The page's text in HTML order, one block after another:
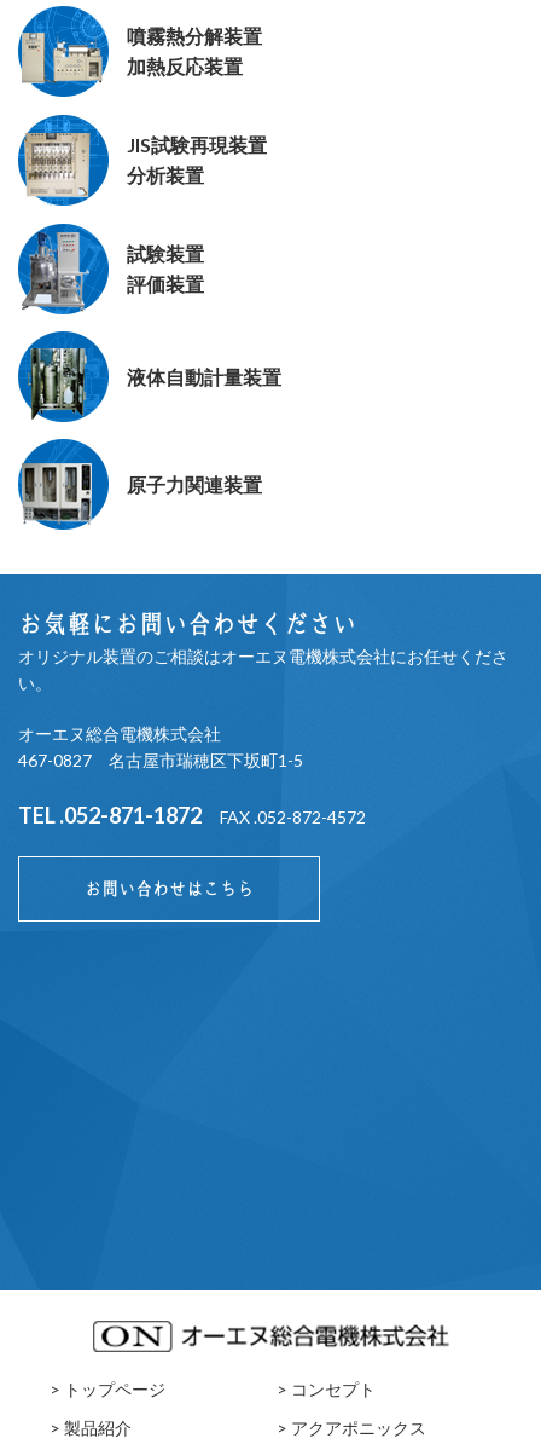
噴霧熱分解装置
加熱反応装置
JIS試験再現装置
分析装置
試験装置
評価装置
液体自動計量装置
原子力関連装置
お気軽にお問い合わせください
オリジナル装置のご相談はオーエヌ電機株式会社にお任せくださ
い。
オーエヌ総合電機株式会社
467-0827 名古屋市瑞穂区下坂町1-5
TEL .052-871-1872 FAX .052-872-4572
お問い合わせはこちら
> トップページ
> コンセプト
> 製品紹介
> アクアポニックス